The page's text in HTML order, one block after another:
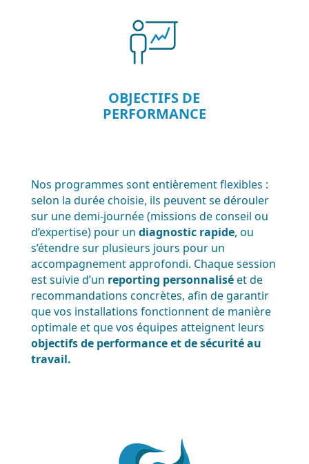
OBJECTIFS DE
PERFORMANCE
Nos programmes sont entièrement flexibles :
selon la durée choisie, ils peuvent se dérouler
sur une demi-journée (missions de conseil ou
d’expertise) pour un diagnostic rapide, ou
s’étendre sur plusieurs jours pour un
accompagnement approfondi. Chaque session
est suivie d’un reporting personnaliséet de
recommandations concrètes, afin de garantir
que vos installations fonctionnent de manière
optimale et que vos équipes atteignent leurs
objectifs de performance et de sécurité au
travail.